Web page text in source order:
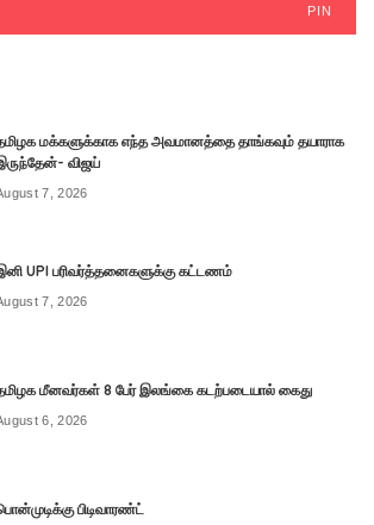
PIN
மக்களுக்காக எந்த அவமானத்தை தாங்கவும் தயாராக
விஜய்
7, 2026
UPI பரிவர்த்தனைகளுக்கு கட்டணம்
7, 2026
மீனவர்கள் 8 பேர் இலங்கை கடற்படையால் கைது
6, 2026
பிடிவாரண்ட்